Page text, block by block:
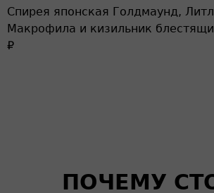
Спирея японская Голдмаунд,
Макрофила и кизильник
₽
ПОЧЕМУ